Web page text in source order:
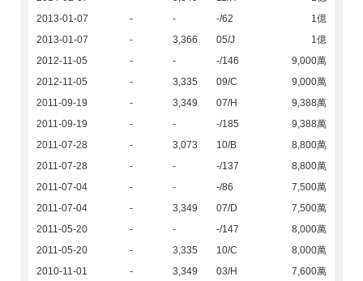
2013-01-07
- - -/62
1億
2013-01-07
- 3,366 05/J
1億
2012-11-05
- - -/146
9,000萬
2012-11-05
- 3,335 09/C
9,000萬
2011-09-19
- 3,349 07/H
9,388萬
2011-09-19
- - -/185
9,388萬
2011-07-28
- 3,073 10/B
8,800萬
2011-07-28
- - -/137
8,800萬
2011-07-04
- - -/86
7,500萬
2011-07-04
- 3,349 07/D
7,500萬
2011-05-20
- - -/147
8,000萬
2011-05-20
- 3,335 10/C
8,000萬
2010-11-01
- 3,349 03/H
7,600萬